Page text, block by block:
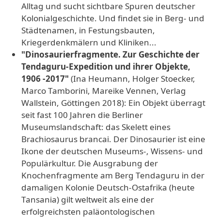
Alltag und sucht sichtbare Spuren deutscher
Kolonialgeschichte. Und findet sie in Berg- und
Städtenamen, in Festungsbauten,
Kriegerdenkmälern und Kliniken...
"Dinosaurierfragmente. Zur Geschichte der
Tendaguru-Expedition und ihrer Objekte,
1906 -2017" (Ina Heumann, Holger Stoecker,
Marco Tamborini, Mareike Vennen, Verlag
Wallstein, Göttingen 2018): Ein Objekt überragt
seit fast 100 Jahren die Berliner
Museumslandschaft: das Skelett eines
Brachiosaurus brancai. Der Dinosaurier ist eine
Ikone der deutschen Museums-, Wissens- und
Populärkultur. Die Ausgrabung der
Knochenfragmente am Berg Tendaguru in der
damaligen Kolonie Deutsch-Ostafrika (heute
Tansania) gilt weltweit als eine der
erfolgreichsten paläontologischen